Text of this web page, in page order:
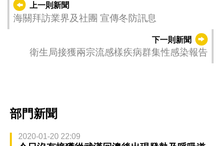
上一則新聞
海關拜訪業界及社團 宣傳冬防訊息
下一則新聞
衛生局接獲兩宗流感樣疾病群集性感染報告
部門新聞
2020-01-20 22:09